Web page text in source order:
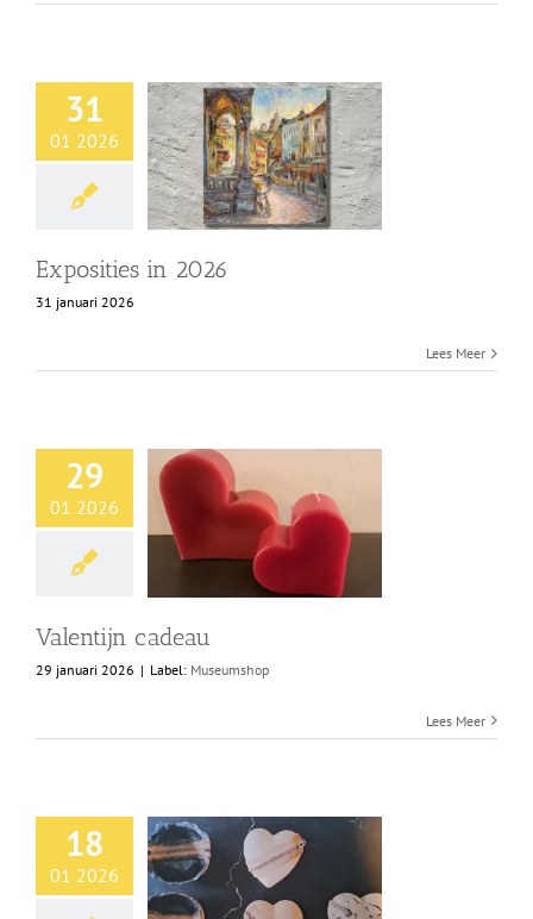
31
01 2026
Exposities in 2026
31 januari 2026
Lees Meer
29
01 2026
Valentijn cadeau
29 januari 2026 | Label: Museumshop
Lees Meer
18
01 2026